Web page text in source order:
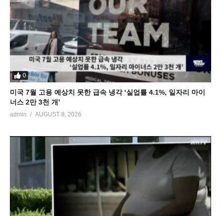
0
미국 7월 고용 예상치 못한 급속 냉각 ‘실업률 4.1%, 일자리 마이
너스 2만 3천 개’
admin AUGUST 8, 2026